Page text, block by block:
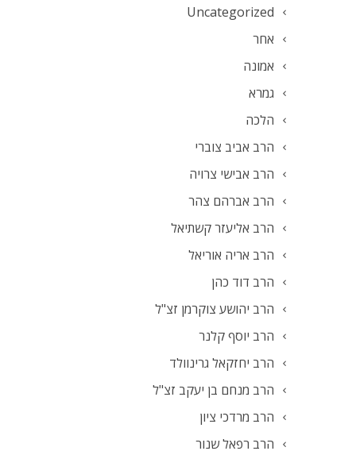
Uncategorized
אחר
אמונה
גמרא
הלכה
הרב אביב צוברי
הרב אבישי צרויה
הרב אברהם צהר
הרב אליעזר קשתיאל
הרב אריה אוריאל
הרב דוד כהן
הרב יהושע צוקרמן זצ"ל
הרב יוסף קלנר
הרב יחזקאל גרינוולד
הרב מנחם בן יעקב זצ"ל
הרב מרדכי ציון
הרב רפאל שנור